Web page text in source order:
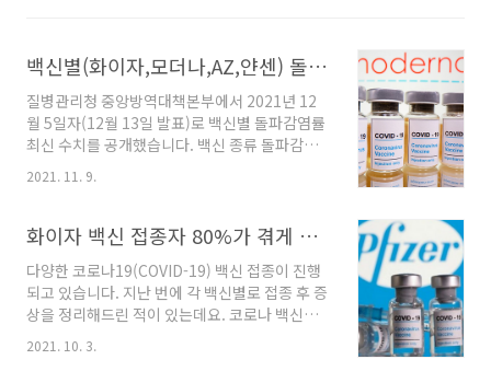
백신별(화이자,모더나,AZ,얀센) 돌파감염률 최신 버전(21.12.05)
질병관리청 중앙방역대책본부에서 2021년 12
월 5일자(12월 13일 발표)로 백신별 돌파감염률
최신 수치를 공개했습니다. 백신 종류 돌파감염
률 8월 5일 8월 30일 10월 24일 12월 5일 아스
트라제네카(AZ) 0.031% 0.042% 0.112%
0.172% 얀센 0.066% 0.131% 0.288%
차 접종 0.004% 0.019% 0.082% 0.279% 이
번에도 역시 모더나 돌파감염률이 가장 낮네요.
아래는 2021년 10월 24일 작성한 글입니다. 질
병관리청 중앙방역대책본부에서 2021년 10월
2021. 11. 9.
화이자 백신 접종자 80%가 겪게 되는 증상
다양한 코로나19(COVID-19) 백신 접종이 진행
되고 있습니다. 지난 번에 각 백신별로 접종 후 증
상을 정리해드린 적이 있는데요. 코로나 백신별,
연령대별 접종 후기를 총정리했습니다. 어제 기
준으로 전국민의 57%가 1차 접종을 완료했다고
2021. 10. 3.